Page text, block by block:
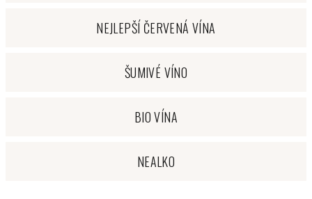
NEJLEPŠÍ ČERVENÁ VÍNA
ŠUMIVÉ VÍNO
BIO VÍNA
NEALKO